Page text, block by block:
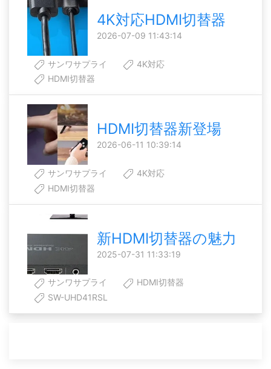
4K対応HDMI切替器
2026-07-09 11:43:14
サンワサプライ
4K対応
HDMI切替器
HDMI切替器新登場
2026-06-11 10:39:14
サンワサプライ
4K対応
HDMI切替器
新HDMI切替器の魅力
2025-07-31 11:33:19
サンワサプライ
HDMI切替器
SW-UHD41RSL